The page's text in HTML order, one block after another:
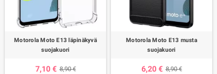
Motorola Moto E13 läpinäkyvä
suojakuori
7,10 € 8,90 €
Motorola Moto E13 musta
suojakuori
6,20 € 8,90 €